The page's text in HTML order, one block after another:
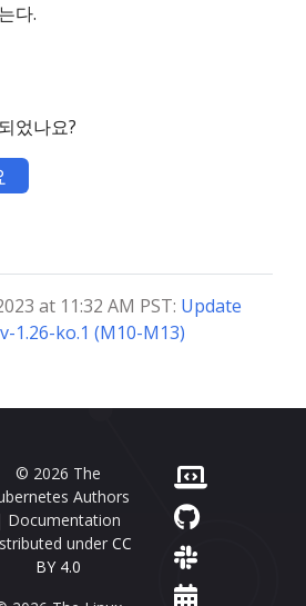
다.
었나요?
at 11:32 AM PST: Update
1.26-ko.1 (M10-M13)
© 2026 The
Authors
Documentation
under CC
BY 4.0